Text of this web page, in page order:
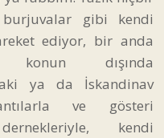
gibi kendi
ediyor, bir anda
konun dışında
ya da İskandinav
ve gösteri
kendi